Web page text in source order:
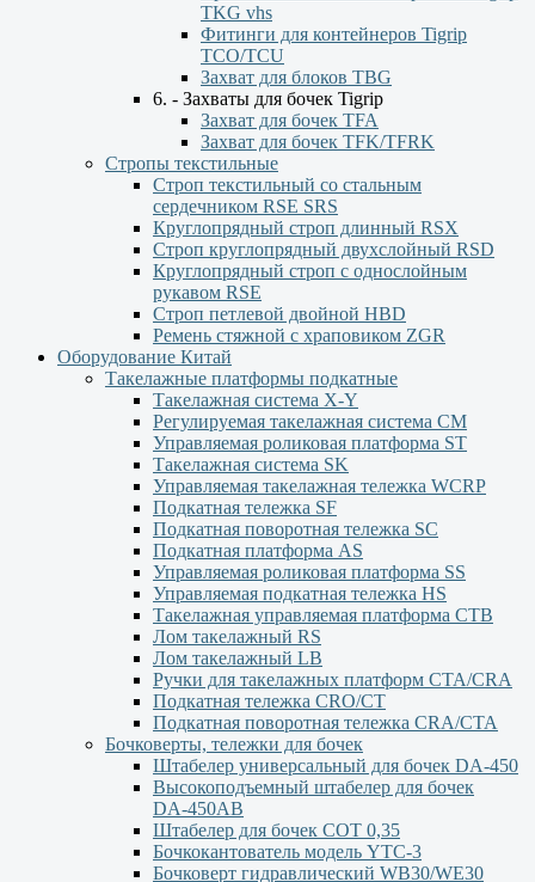
TKG vhs
Фитинги для контейнеров Tigrip
TCO/TCU
Захват для блоков TBG
6. - Захваты для бочек Tigrip
Захват для бочек TFA
Захват для бочек TFK/TFRK
Стропы текстильные
Строп текстильный со стальным
сердечником RSE SRS
Круглопрядный строп длинный RSX
Строп круглопрядный двухслойный RSD
Круглопрядный строп с однослойным
рукавом RSЕ
Строп петлевой двойной HBD
Ремень стяжной с храповиком ZGR
Оборудование Китай
Такелажные платформы подкатные
Такелажная система X-Y
Регулируемая такелажная система СМ
Управляемая роликовая платформа ST
Такелажная система SK
Управляемая такелажная тележка WCRP
Подкатная тележка SF
Подкатная поворотная тележка SC
Подкатная платформа AS
Управляемая роликовая платформа SS
Управляемая подкатная тележка HS
Такелажная управляемая платформа СТВ
Лом такелажный RS
Лом такелажный LB
Ручки для такелажных платформ СТА/CRA
Подкатная тележка CRO/CT
Подкатная поворотная тележка CRA/CTA
Бочковерты, тележки для бочек
Штабелер универсальный для бочек DA-450
Высокоподъемный штабелер для бочек
DА-450АВ
Штабелер для бочек СОТ 0,35
Бочкокантователь модель YTC-3
Бочковерт гидравлический WB30/WE30